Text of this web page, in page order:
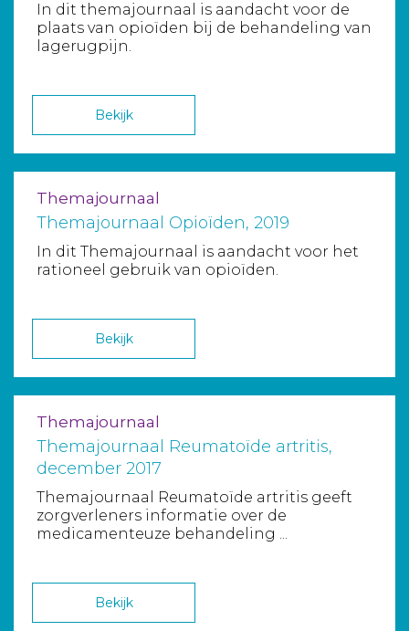
In dit themajournaal is aandacht voor de
plaats van opioïden bij de behandeling van
lagerugpijn.
Bekijk
Themajournaal
Themajournaal Opioïden, 2019
In dit Themajournaal is aandacht voor het
rationeel gebruik van opioïden.
Bekijk
Themajournaal
Themajournaal Reumatoïde artritis,
december 2017
Themajournaal Reumatoïde artritis geeft
zorgverleners informatie over de
medicamenteuze behandeling ...
Bekijk